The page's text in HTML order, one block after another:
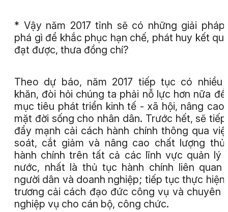
* Vậy năm 2017 tỉnh sẽ có những giải
phá gì để khắc phục hạn chế, phát huy kết
đạt được, thưa đồng chí?
Theo dự báo, năm 2017 tiếp tục có nhiều
khăn, đòi hỏi chúng ta phải nỗ lực hơn nữa
mục tiêu phát triển kinh tế - xã hội, nâng cao
mặt đời sống cho nhân dân. Trước hết, sẽ
đẩy mạnh cải cách hành chính thông qua
soát, cắt giảm và nâng cao chất lượng
hành chính trên tất cả các lĩnh vực quản lý
nước, nhất là thủ tục hành chính liên quan
người dân và doanh nghiệp; tiếp tục thực hiện
trương cải cách đạo đức công vụ và chuyên
nghiệp vụ cho cán bộ, công chức.